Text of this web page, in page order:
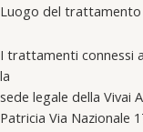
Luogo del
I trattamenti connessi
la
sede legale della Vivai
Patricia Via Nazionale